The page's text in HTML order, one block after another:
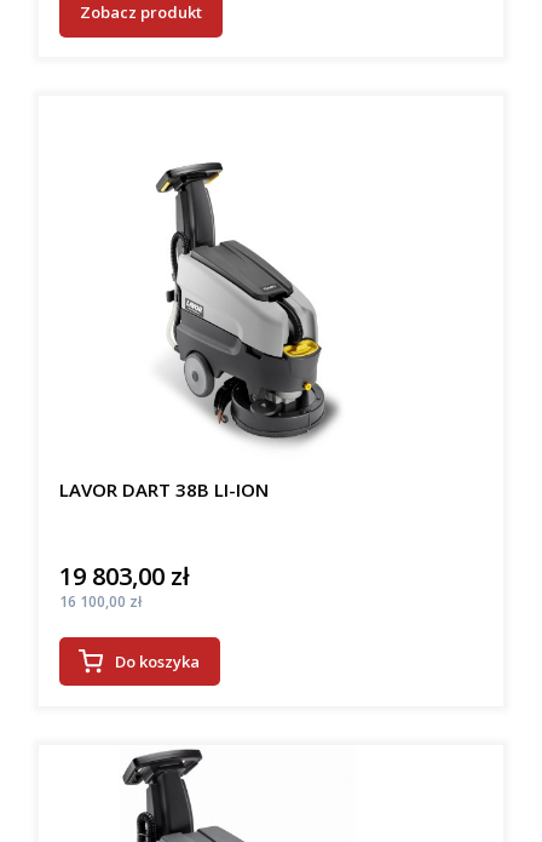
Zobacz produkt
LAVOR DART 38B LI-ION
Cena
19 803,00 zł
Cena
16 100,00 zł
Do koszyka